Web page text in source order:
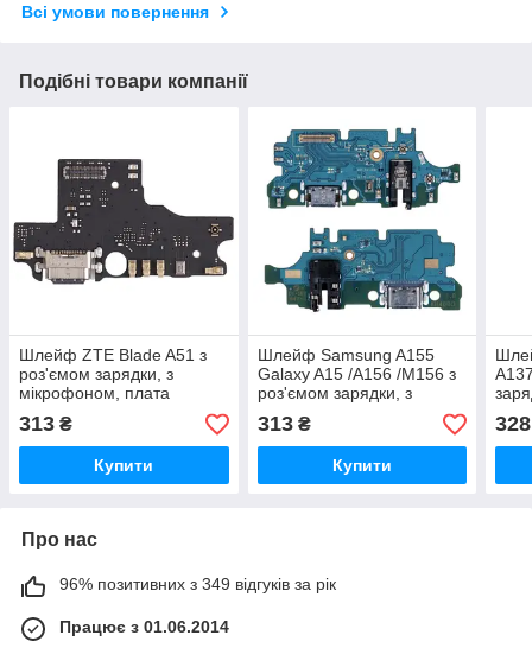
Всі умови повернення
Подібні товари компанії
Шлейф ZTE Blade A51 з
роз'ємом зарядки, з
мікрофоном, плата
зарядки, оригінал PRC
313 ₴
Купити
Шлейф Samsung A155
Galaxy A15 /A156 /M156 з
роз'ємом зарядки, з
роз'ємом навушників, з
мікрофоном, плата
313₴
Купити
328
Про нас
96% позитивних з 349 відгуків за рік
Працює з 01.06.2014